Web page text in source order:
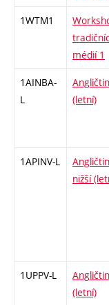
1WTM1
médií 1
1AINBA-
L
(letní)
1APINV-L
nižší
1UPPV-L
(letní)